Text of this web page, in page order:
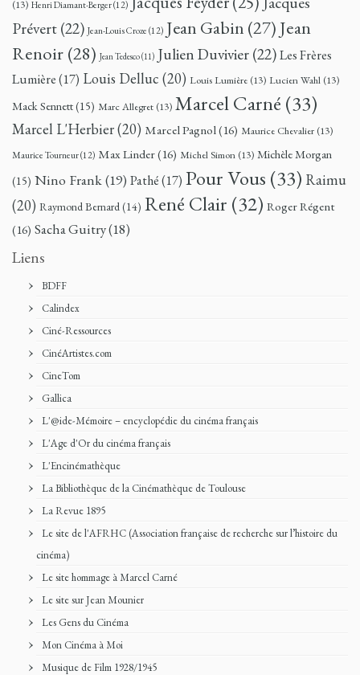
(13) Henri Diamant-Berger(12)
Prévert(22) Jean-Louis Croze (12) Jean Gabin (27) Jean
Renoir (28) Jean Tedesco(11) Julien Duvivier(22)Les Frères
Lumière(17) Louis Delluc (20) Louis Lumière (13) Lucien Wahl (13)
Mack Sennett(15) Marc Allegret (13) Marcel Carné (33)
Marcel L'Herbier(20) Marcel Pagnol(16) Maurice Chevalier (13)
Maurice Tourneur(12) Max Linder(16) Michel Simon (13) Michèle Morgan
(15) Nino Frank(19) Pathé(17) Pour Vous (33) Raimu
(20) Raymond Bernard(14) René Clair (32) Roger Régent
(16) Sacha Guitry(18)
Liens
BDFF
Calindex
Ciné-Ressources
CinéArtistes.com
CineTom
Gallica
L'@ide-Mémoire – encyclopédie du cinéma français
L'Age d'Or du cinéma français
L'Encinémathèque
La Bibliothèque de la Cinémathèque de Toulouse
La Revue 1895
Le site de l'AFRHC (Association française de recherche sur l’histoire du
cinéma)
Le site hommage à Marcel Carné
Le site sur Jean Mounier
Les Gens du Cinéma
Mon Cinéma à Moi
Musique de Film 1928/1945